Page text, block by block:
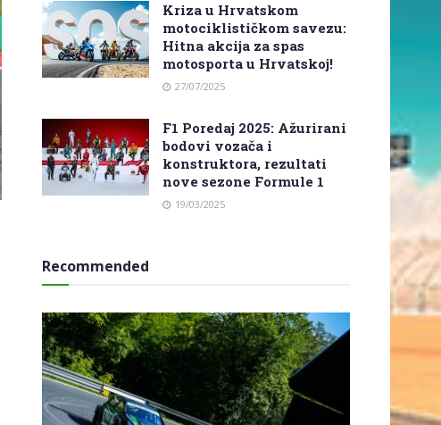
Kriza u Hrvatskom
motociklističkom savezu:
Hitna akcija za spas
motosporta u Hrvatskoj!
27/07/2025
F1 Poredaj 2025: Ažurirani
bodovi vozača i
konstruktora, rezultati
nove sezone Formule 1
19/03/2025
Recommended